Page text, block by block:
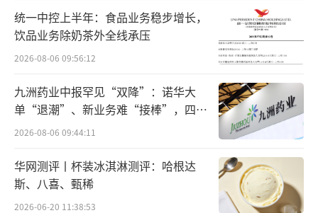
统一中控上半年：食品业务稳步增长，
饮品业务除奶茶外全线承压
2026-08-06 09:56:12
九洲药业中报罕见“双降”：诺华大
单“退潮”、新业务难“接棒”，四大
难关待闯
2026-08-06 09:44:11
华网测评丨杯装冰淇淋测评：哈根达
斯、八喜、甄稀
2026-06-20 11:38:53